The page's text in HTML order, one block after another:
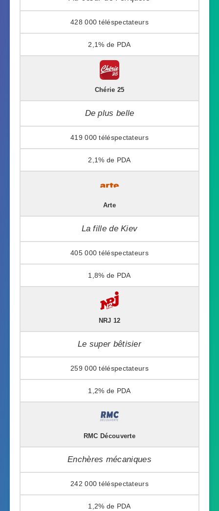
428 000
2,1%
Chérie 25
De plus belle
419 000
2,1%
Arte
La fille de Kiev
405 000
1,8%
NRJ 12
Le super bêtisier
259 000
1,2%
RMC Découverte
Enchères mécaniques
242 000
1,2%